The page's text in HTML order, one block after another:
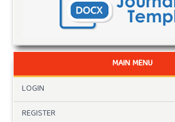
MAIN MENU
LOGIN
REGISTER